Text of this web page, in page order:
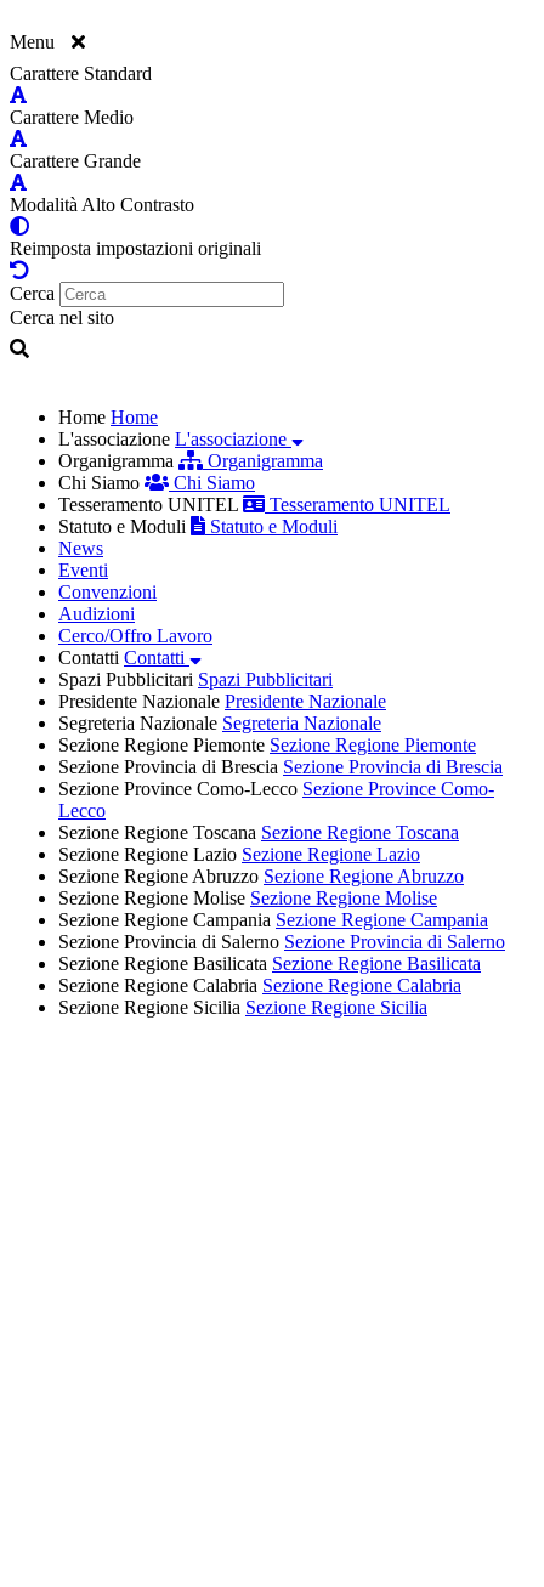
Menu
Carattere Standard
Carattere Medio
Carattere Grande
Modalità Alto Contrasto
Reimposta impostazioni originali
Cerca
Cerca nel sito
Home Home
L'associazione L'associazione
Organigramma
Organigramma
Chi Siamo
Chi Siamo
Tesseramento UNITEL
Tesseramento UNITEL
Statuto e Moduli
Statuto e Moduli
News
Eventi
Convenzioni
Audizioni
Cerco/Offro Lavoro
Contatti Contatti
Spazi Pubblicitari Spazi Pubblicitari
Presidente Nazionale Presidente Nazionale
Segreteria Nazionale Segreteria Nazionale
Sezione Regione Piemonte Sezione Regione Piemonte
Sezione Provincia di Brescia Sezione Provincia di Brescia
Sezione Province Como-Lecco Sezione Province Como-
Lecco
Sezione Regione Toscana Sezione Regione Toscana
Sezione Regione Lazio Sezione Regione Lazio
Sezione Regione Abruzzo Sezione Regione Abruzzo
Sezione Regione Molise Sezione Regione Molise
Sezione Regione Campania Sezione Regione Campania
Sezione Provincia di Salerno Sezione Provincia di Salerno
Sezione Regione Basilicata Sezione Regione Basilicata
Sezione Regione Calabria Sezione Regione Calabria
Sezione Regione Sicilia Sezione Regione Sicilia